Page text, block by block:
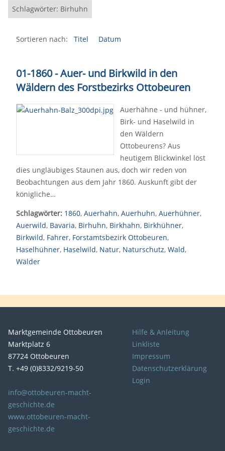
Schlagwörter: Birhuhn
Sortieren nach: Titel Datum
01-1860 - Auer- und Birkwild in den
Wäldern des Forstbezirks Ottobeuren
Auerhähne - und hühner,
Birk- und Haselwild in
den Wäldern
Ottobeurens? Aus
heutigem Blickwinkel löst
dies ungläubiges Staunen aus, doch wir reden von
Beobachtungen aus dem Jahr 1860. Auskunft gibt der
königliche…
Schlagwörter: 1860, Auerhahn, Auerhuhn, Auerhühner,
Auerwild, Bavaria, Birhuhn, Birkhahn, Birkhühner,
Birkwild, Fahrer, Forstamtsbezirk Ottobeuren,
Haselhühner, Haselwild, Natur, Naturschutz, Wald,
Wälder
Marktgemeinde Ottobeuren
Marktplatz 6
87724 Ottobeuren
T. +49 (0)8332/9219-50
info@ottobeuren-macht-
geschichte.de
www.ottobeuren-macht-
geschichte.de
Hilfe & Anleitung
Linkliste
Impressum
Datenschutzerklärung
Login